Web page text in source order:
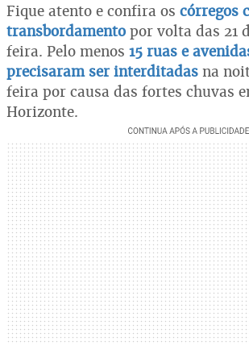
Fique atento e confira os córregos
transbordamentopor volta das 21
feira. Pelo menos 15 ruas e
precisaram ser interditadas na
feira por causa das fortes chuvas
Horizonte.